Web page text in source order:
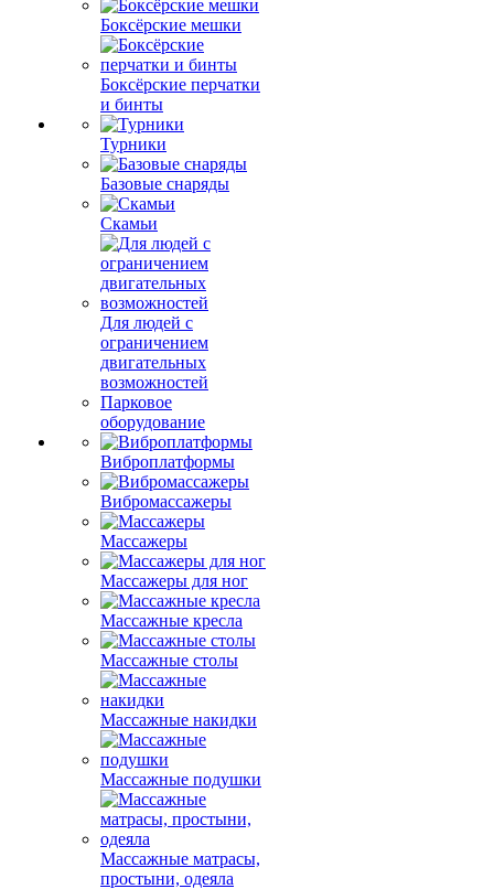
Боксёрские мешки
Боксёрские перчатки
и бинты
Турники
Базовые снаряды
Скамьи
Для людей с
ограничением
двигательных
возможностей
Парковое
оборудование
Виброплатформы
Вибромассажеры
Массажеры
Массажеры для ног
Массажные кресла
Массажные столы
Массажные накидки
Массажные подушки
Массажные матрасы,
простыни, одеяла